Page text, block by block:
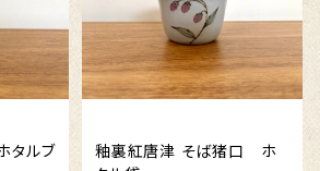
タルブ
釉裏紅唐津 そば猪口 ホ